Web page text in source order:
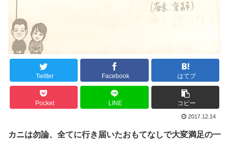
Twitter Facebook はてブ
Pocket LINE コピー
2017.12.14
カニは勿論、全てに行き届いたおもてなしで大変満足の一